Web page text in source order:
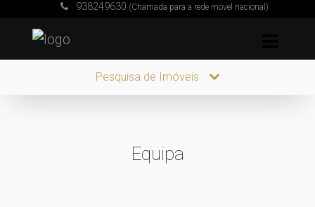
938249630 (Chamada para a rede móvel nacional)
Pesquisa de Imóveis
Equipa